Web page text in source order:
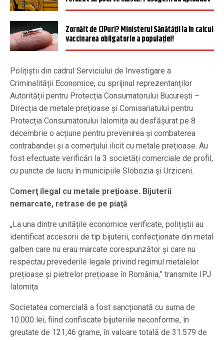
Zornăit de CIPuri? Ministerul Sănătății ia în calcul
vaccinarea obligatorie a populației!
Polițiștii din cadrul Serviciului de Investigare a
Criminalității Economice, cu sprijinul reprezentanților
Autorității pentru Protecția Consumatorului București –
Direcția de metale prețioase și Comisariatului pentru
Protecția Consumatorului Ialomița au desfășurat pe 8
decembrie o acțiune pentru prevenirea și combaterea
contrabandei și a comerțului ilicit cu metale prețioase. Au
fost efectuate verificări la 3 societăți comerciale de profil,
cu puncte de lucru în municipiile Slobozia și Urziceni.
Comerţ ilegal cu metale preţioase. Bijuterii
nemarcate, retrase de pe piaţă
„La una dintre unitățile economice verificate, polițiștii au
identificat accesorii de tip bijuterii, confecționate din metal
galben care nu erau marcate corespunzător și care nu
respectau prevederile legale privind regimul metalelor
prețioase și pietrelor prețioase în România,” transmite IPJ
Ialomița
Societatea comercială a fost sancționată cu suma de
10.000 lei, fiind confiscate bijuteriile neconforme, în
greutate de 121,46 grame, în valoare totală de 31.579 de